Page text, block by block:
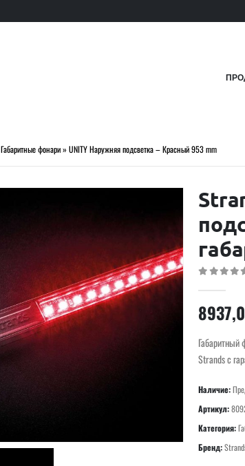
Габаритные фонари» UNITY Наружняя подсветка – Красный 953 mm
Габаритный
Strands с
Наличие:
Артикул:
Категория:
Бренд: